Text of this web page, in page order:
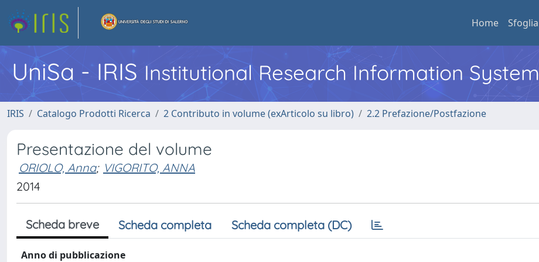
Home Sfoglia
UniSa - IRIS Institutional Research Information System
IRIS Catalogo Prodotti Ricerca 2 Contributo in volume (exArticolo su libro) 2.2 Prefazione/Postfazione
Presentazione del volume
ORIOLO, Anna; VIGORITO, ANNA
2014
Scheda breve Scheda completa Scheda completa (DC)
Anno di pubblicazione